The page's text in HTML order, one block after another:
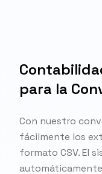
para la
Con nuestro
fácilmente los
formato CSV. El